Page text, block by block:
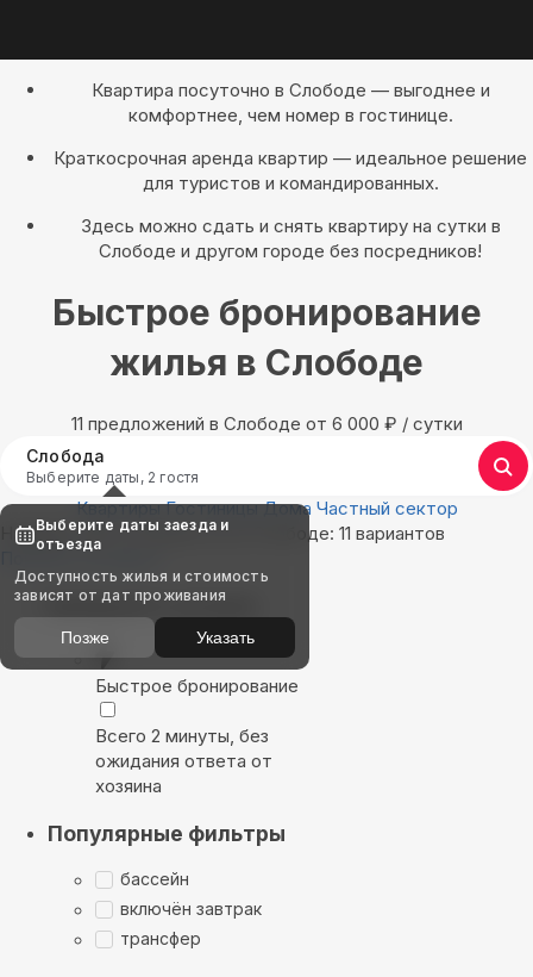
Квартира посуточно в Слободе — выгоднее и
комфортнее, чем номер в гостинице.
Краткосрочная аренда квартир — идеальное решение
для туристов и командированных.
Здесь можно сдать и снять квартиру на сутки в
Слободе и другом городе без посредников!
Быстрое бронирование
жилья в Слободе
11 предложений в Слободе oт 6 000 ₽ / сутки
Слобода
Выберите даты, 2 гостя
Квартиры Гостиницы Дома Частный сектор
Найдём, где остановиться в Слободе: 11 вариантов
Показать на карте
Выбирайте лучшее
Быстрое бронирование
Всего 2 минуты, без
ожидания ответа от
хозяина
Популярные фильтры
бассейн
включён завтрак
трансфер
Выберите даты заезда и
отъезда
Доступность жилья и стоимость
зависят от дат проживания
Позже Указать